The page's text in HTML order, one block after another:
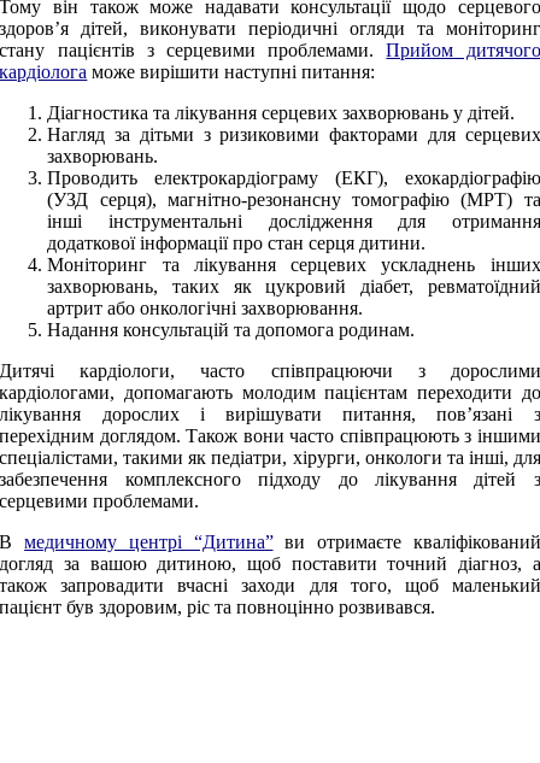
Тому він також може надавати консультації щодо серцевого
здоров’я дітей, виконувати періодичні огляди та моніторинг
стану пацієнтів з серцевими проблемами.Прийом дитячого
кардіолога може вирішити наступні питання:
Діагностика та лікування серцевих захворювань у дітей.
Нагляд за дітьми з ризиковими факторами для серцевих
захворювань.
Проводить електрокардіограму (ЕКГ), ехокардіографію
(УЗД серця), магнітно-резонансну томографію (МРТ) та
інші інструментальні дослідження для отримання
додаткової інформації про стан серця дитини.
Моніторинг та лікування серцевих ускладнень інших
захворювань, таких як цукровий діабет, ревматоїдний
артрит або онкологічні захворювання.
Надання консультацій та допомога родинам.
Дитячі кардіологи, часто співпрацюючи з дорослими
кардіологами, допомагають молодим пацієнтам переходити до
лікування дорослих і вирішувати питання, пов’язані з
перехідним доглядом. Також вони часто співпрацюють з іншими
спеціалістами, такими як педіатри, хірурги, онкологи та інші, для
забезпечення комплексного підходу до лікування дітей з
серцевими проблемами.
Вмедичному центрі “Дитина”ви отримаєте кваліфікований
догляд за вашою дитиною, щоб поставити точний діагноз, а
також запровадити вчасні заходи для того, щоб маленький
пацієнт був здоровим, ріс та повноцінно розвивався.